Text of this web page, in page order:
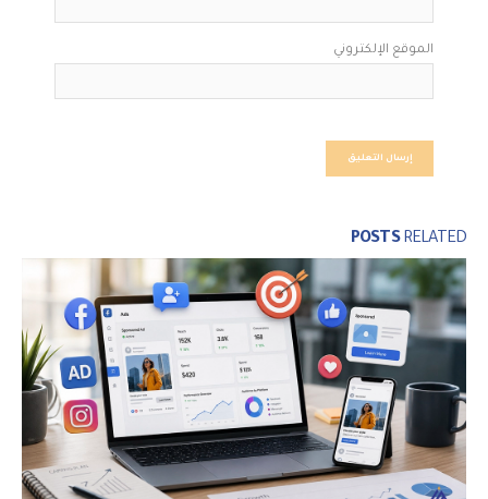
الموقع الإلكتروني
RELATED
POSTS